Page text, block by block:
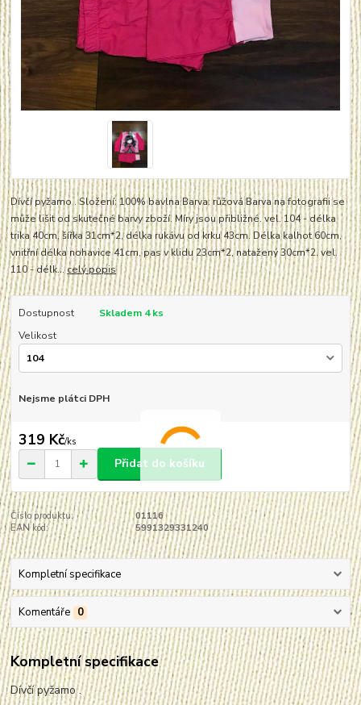
Dívčí pyžamo . Složení: 100% bavlna Barva: růžová Barva na fotografii se
může lišit od skutečné barvy zboží. Míry jsou přibližné. vel. 104 - délka
trika 40cm, šířka 31cm*2, délka rukávu od krku 43cm. Délka kalhot 60cm,
vnitřní délka nohavice 41cm, pas v klidu 23cm*2, natažený 30cm*2. vel.
110 - délk...celý popis
Dostupnost
Skladem 4 ks
Velikost
Nejsme plátci DPH
319 Kč/ks
Přidat do košíku
Číslo produktu:
01116
EAN kód:
5991329331240
Kompletní specifikace
Komentáře 0
Kompletní specifikace
Dívčí pyžamo .